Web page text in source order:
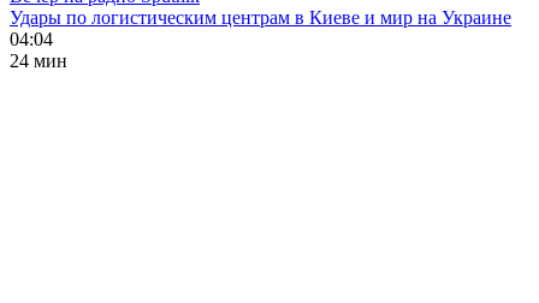
Удары по логистическим центрам в Киеве и мир на Украине
04:04
24 мин